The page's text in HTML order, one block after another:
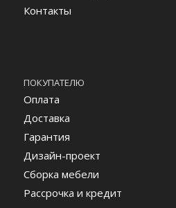
Контакты
ПОКУПАТЕЛЮ
Оплата
Доставка
Гарантия
Дизайн-проект
Сборка мебели
Рассрочка и кредит